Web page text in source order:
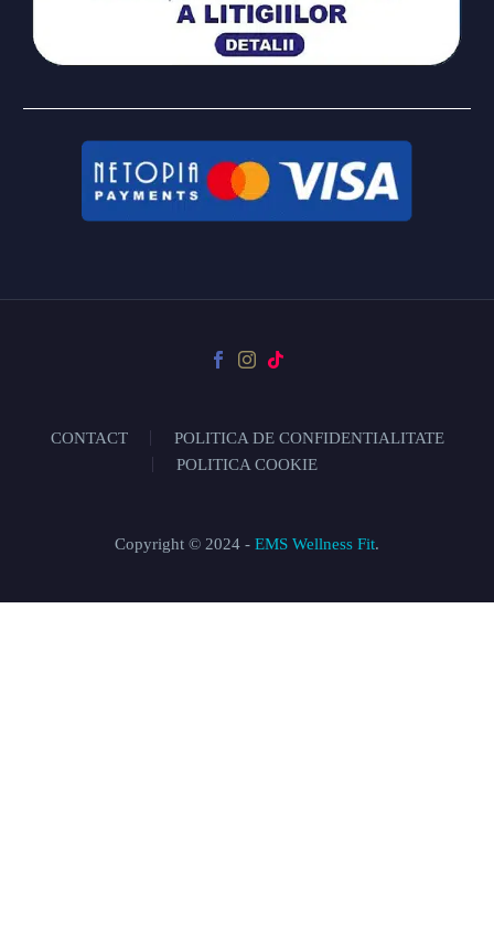
CONTACT
POLITICA DE CONFIDENTIALITATE
POLITICA COOKIE
Copyright © 2024 - EMS Wellness Fit.